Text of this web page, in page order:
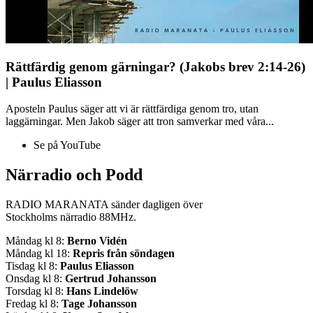
Rättfärdig genom gärningar? (Jakobs brev 2:14-26)
| Paulus Eliasson
Aposteln Paulus säger att vi är rättfärdiga genom tro, utan
laggärningar. Men Jakob säger att tron samverkar med våra...
Se på YouTube
Närradio och Podd
RADIO MARANATA sänder dagligen över
Stockholms närradio 88MHz.
Måndag kl 8: Berno Vidén
Måndag kl 18: Repris från söndagen
Tisdag kl 8: Paulus Eliasson
Onsdag kl 8: Gertrud Johansson
Torsdag kl 8: Hans Lindelöw
Fredag kl 8: Tage Johansson